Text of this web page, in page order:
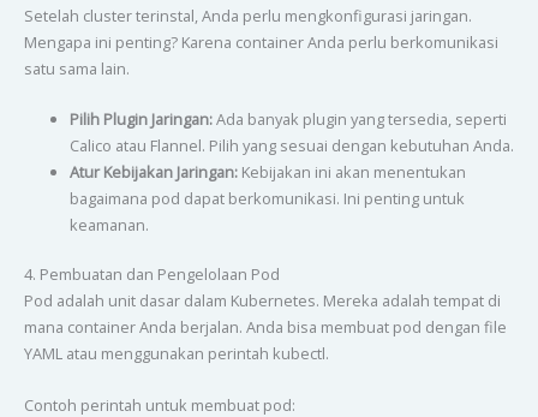
Setelah cluster terinstal, Anda perlu mengkonfigurasi jaringan.
Mengapa ini penting? Karena container Anda perlu berkomunikasi
satu sama lain.
Pilih Plugin Jaringan:Ada banyak plugin yang tersedia, seperti
Calico atau Flannel. Pilih yang sesuai dengan kebutuhan Anda.
Atur Kebijakan Jaringan:Kebijakan ini akan menentukan
bagaimana pod dapat berkomunikasi. Ini penting untuk
keamanan.
4. Pembuatan dan Pengelolaan Pod
Pod adalah unit dasar dalam Kubernetes. Mereka adalah tempat di
mana container Anda berjalan. Anda bisa membuat pod dengan file
YAML atau menggunakan perintah kubectl.
Contoh perintah untuk membuat pod: